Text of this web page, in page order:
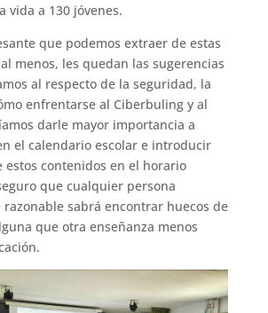
vida a 130 jóvenes.
que podemos extraer de estas
menos, les quedan las sugerencias
al respecto de la seguridad, la
enfrentarse al Ciberbuling y al
darle mayor importancia a
el calendario escolar e introducir
estos contenidos en el horario
que cualquier persona
sabrá encontrar huecos de
que otra enseñanza menos